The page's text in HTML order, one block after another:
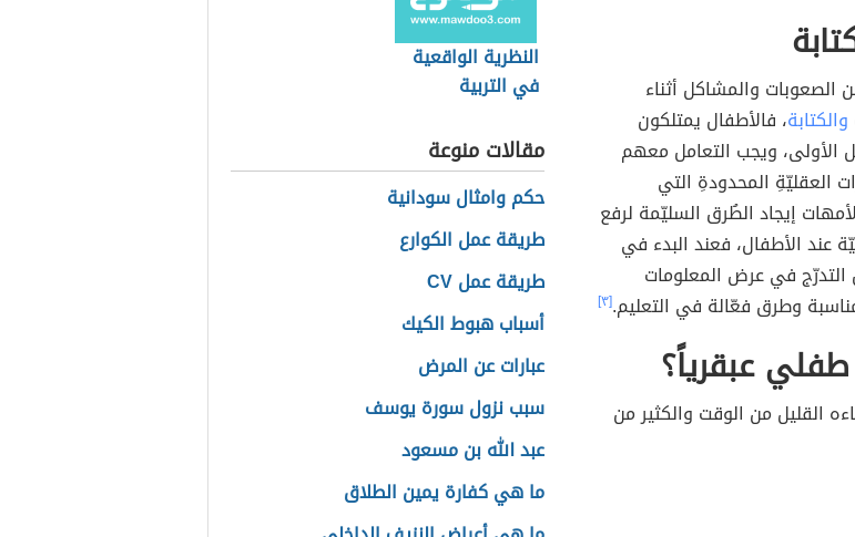
الصعوبات والمشاكل أثناء
والكتابة، فالأطفال يمتلكون
الأولى، ويجب التعامل معهم
المحدودةِ التي
إيجاد الطُرق السليّمة لرفع
عند الأطفال، فعند البدء في
التدرّج في عرض المعلومات
وطرق فعّالة في التعليم.[٣]
عبقرياً؟
القليل من الوقت والكثير من
النظرية الواقعية
في التربية
مقالات منوعة
حكم وامثال سودانية
طريقة عمل الكوارع
طريقة عمل CV
أسباب هبوط الكيك
عبارات عن المرض
سبب نزول سورة يوسف
عبد الله بن مسعود
ما هي كفارة يمين الطلاق